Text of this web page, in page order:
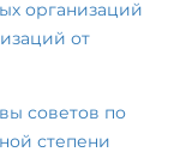
организаций
от
советов по
степени